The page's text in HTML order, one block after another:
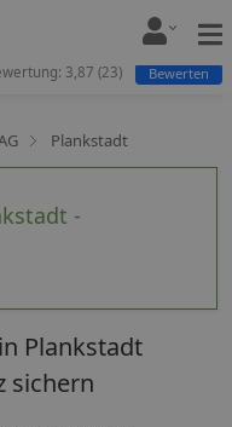
Plankstadt
-
3,87 (23) Bewerten
Plankstadt
sichern